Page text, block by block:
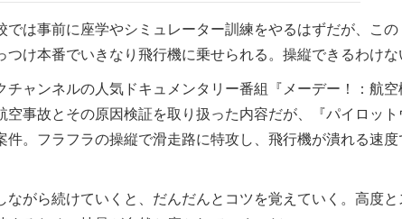
は事前に座学やシミュレーター訓練をやるはずだが、この
つけ本番でいきなり飛行機に乗せられる。操縦できるわけな
ャンネルの人気ドキュメンタリー番組『メーデー！：航空
空事故とその原因検証を取り扱った内容だが、『パイロット
。フラフラの操縦で滑走路に特攻し、飛行機が潰れる速度
がら続けていくと、だんだんとコツを覚えていく。高度と